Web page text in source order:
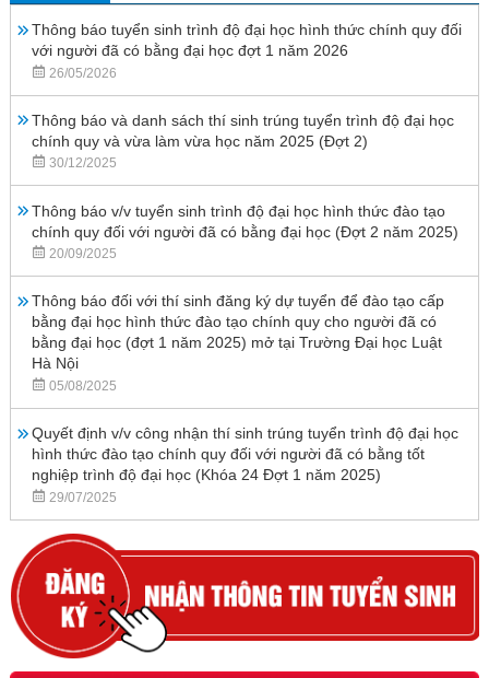
Thông báo tuyển sinh trình độ đại học hình thức chính quy đối
với người đã có bằng đại học đợt 1 năm 2026
26/05/2026
Thông báo và danh sách thí sinh trúng tuyển trình độ đại học
chính quy và vừa làm vừa học năm 2025 (Đợt 2)
30/12/2025
Thông báo v/v tuyển sinh trình độ đại học hình thức đào tạo
chính quy đối với người đã có bằng đại học (Đợt 2 năm 2025)
20/09/2025
Thông báo đối với thí sinh đăng ký dự tuyển để đào tạo cấp
bằng đại học hình thức đào tạo chính quy cho người đã có
bằng đại học (đợt 1 năm 2025) mở tại Trường Đại học Luật
Hà Nội
05/08/2025
Quyết định v/v công nhận thí sinh trúng tuyển trình độ đại học
hình thức đào tạo chính quy đối với người đã có bằng tốt
nghiệp trình độ đại học (Khóa 24 Đợt 1 năm 2025)
29/07/2025